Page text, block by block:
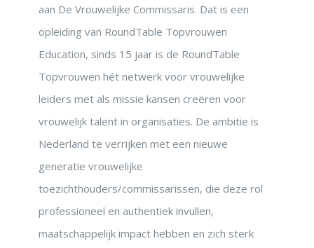
aan De Vrouwelijke Commissaris. Dat is een
opleiding van RoundTable Topvrouwen
Education, sinds 15 jaar is de RoundTable
Topvrouwen hét netwerk voor vrouwelijke
leiders met als missie kansen creëren voor
vrouwelijk talent in organisaties. De ambitie is
Nederland te verrijken met een nieuwe
generatie vrouwelijke
toezichthouders/commissarissen, die deze rol
professioneel en authentiek invullen,
maatschappelijk impact hebben en zich sterk